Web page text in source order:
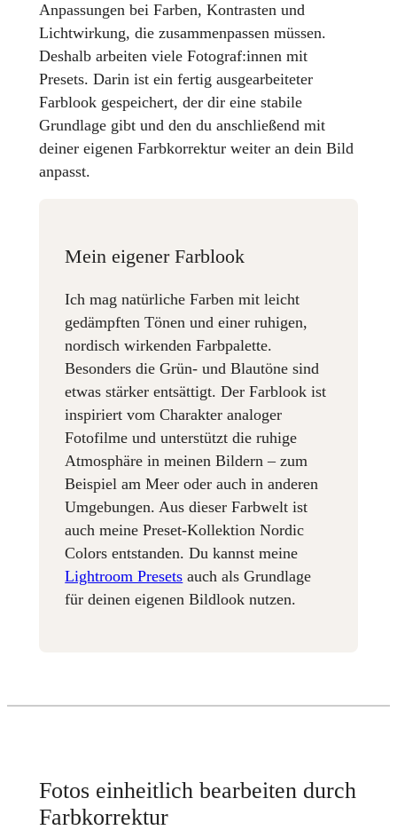
Anpassungen bei Farben, Kontrasten und
Lichtwirkung, die zusammenpassen müssen.
Deshalb arbeiten viele Fotograf:innen mit
Presets. Darin ist ein fertig ausgearbeiteter
Farblook gespeichert, der dir eine stabile
Grundlage gibt und den du anschließend mit
deiner eigenen Farbkorrektur weiter an dein Bild
anpasst.
Mein eigener Farblook
Ich mag natürliche Farben mit leicht
gedämpften Tönen und einer ruhigen,
nordisch wirkenden Farbpalette.
Besonders die Grün- und Blautöne sind
etwas stärker entsättigt. Der Farblook ist
inspiriert vom Charakter analoger
Fotofilme und unterstützt die ruhige
Atmosphäre in meinen Bildern – zum
Beispiel am Meer oder auch in anderen
Umgebungen. Aus dieser Farbwelt ist
auch meine Preset-Kollektion Nordic
Colors entstanden. Du kannst meine
Lightroom Presets auch als Grundlage
für deinen eigenen Bildlook nutzen.
Fotos einheitlich bearbeiten durch
Farbkorrektur